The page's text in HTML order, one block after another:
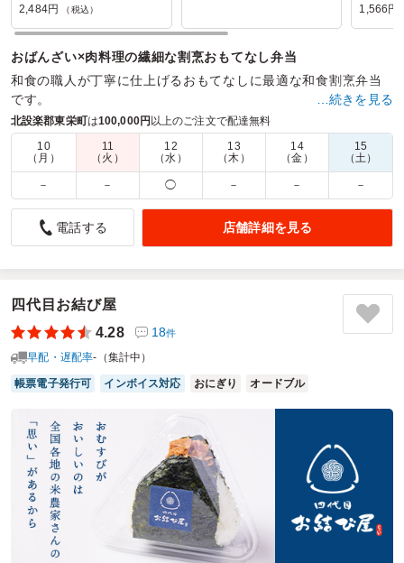
2,484円
（税込）
1,566円
おばんざい×肉料理の繊細な割烹おもてなし弁当
和食の職人が丁寧に仕上げるおもてなしに最適な和食割烹弁当
です。
商品数： 30 締切日時： 2日前12:00 価格帯： 1,188円～2,700円
配達時間：
10:00～18:00
上品な彩で会議用のお弁当に喜ばれました。
5.0 通商株式会社
会議用のお弁当に利用させて頂きました。お肉とお魚と両方
た。ただし、若手の男性にはご飯の量が少し物足りなかった
ようです。機会があれば次回も利用させて頂きたいと思いま
す。
参加者の年齢：30代～40代男女比：女性多め
割烹たか橋の口コミをもっと見る
…続きを見る
北設楽郡東栄町は100,000円以上のご注文で配達無料
10
（月）
11
（火）
12
（水）
13
（木）
14
（金）
15
（土）
－ － ◯ － － －
電話する 店舗詳細を見る
四代目お結び屋
4.28
18件
早配・遅配率-（集計中）
帳票電子発行可 インボイス対応 おにぎり オードブル